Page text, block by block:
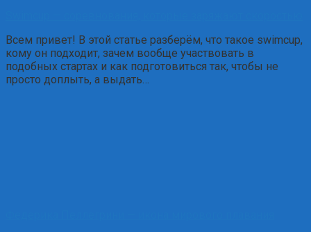
Всем привет! В этой статье разберём, что такое swimcup,
кому он подходит, зачем вообще участвовать в
подобных стартах и как подготовиться так, чтобы не
просто доплыть, а выдать…